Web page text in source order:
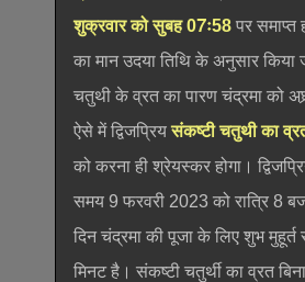
शुक्रवार को सुबह 07ः58 पर समाप्त
का मान उदया तिथि के अनुसार किया
चतुथी के व्रत का पारण चंद्रमा को
ऐसे में द्विजप्रियसंकष्टी चतुथी का
को करना ही श्रेयस्कर होगा।
समय 9 फरवरी 2023 को रात्रि 8
दिन चंद्रमा की पूजा के लिए शुभ
मिनट है। संकष्टी चतुर्थी का व्रत